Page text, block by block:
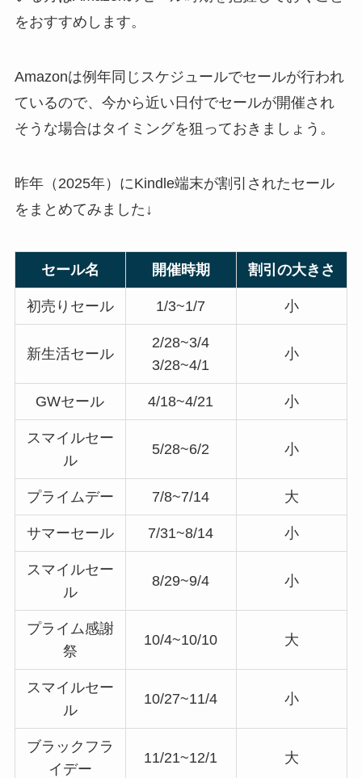
をおすすめします。
Amazonは例年同じスケジュールでセールが行われ
ているので、今から近い日付でセールが開催され
そうな場合はタイミングを狙っておきましょう。
昨年（2025年）にKindle端末が割引されたセール
をまとめてみました↓
セール名 開催時期 割引の大きさ
初売りセール 1/3~1/7 小
新生活セール
2/28~3/4
3/28~4/1
小
GWセール 4/18~4/21 小
スマイルセー
ル
5/28~6/2 小
プライムデー 7/8~7/14 大
サマーセール 7/31~8/14 小
スマイルセー
ル
8/29~9/4 小
プライム感謝
祭
10/4~10/10 大
スマイルセー
ル
10/27~11/4 小
ブラックフラ
イデー
11/21~12/1 大